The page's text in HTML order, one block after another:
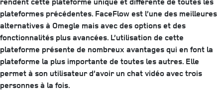
plateformes précédentes. FaceFlow est l’une des meilleures
alternatives à Omegle mais avec des options et des
fonctionnalités plus avancées. L’utilisation de cette
plateforme présente de nombreux avantages qui en font la
plateforme la plus importante de toutes les autres. Elle
permet à son utilisateur d’avoir un chat vidéo avec trois
personnes à la fois.